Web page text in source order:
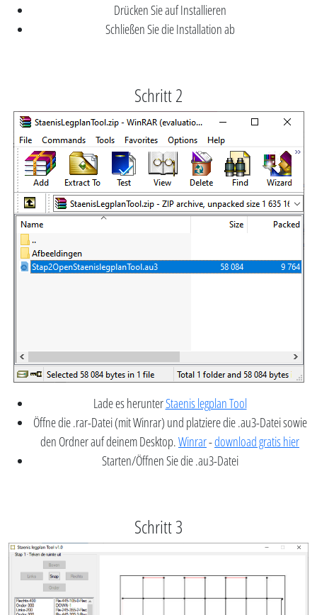
Drücken Sie auf Installieren
Schließen Sie die Installation ab
Schritt 2
Lade es herunterStaenis legplan Tool
Öffne die .rar-Datei (mit Winrar) und platziere die .au3-Datei sowie
den Ordner auf deinem Desktop.Winrar-download gratis hier
Starten/Öffnen Sie die .au3-Datei
Schritt 3